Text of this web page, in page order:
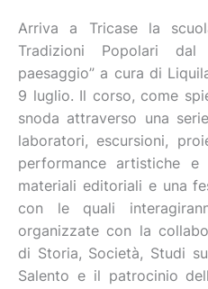
Arriva a Tricase la
Tradizioni Popolari
paesaggio” a cura di
9 luglio. Il corso, come
snoda attraverso una
laboratori, escursioni,
performance artistiche e
materiali editoriali e una
con le quali
organizzate con la
di Storia, Società, Studi
Salento e il patrocinio